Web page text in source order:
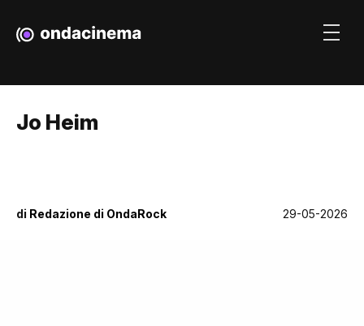
Jo Heim
di Redazione di OndaRock 29-05-2026